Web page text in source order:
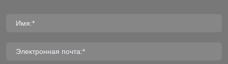
Имя:*
Электронная почта:*